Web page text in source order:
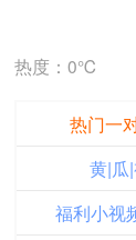
热度：0℃
热门一
黄|瓜
福利小视